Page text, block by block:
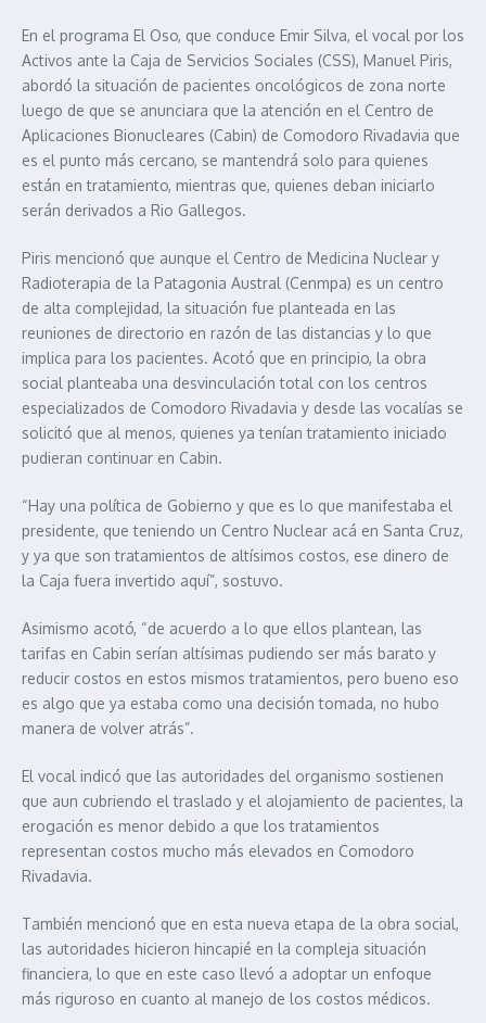
En el programa El Oso, que conduce Emir Silva, el vocal por los
Activos ante la Caja de Servicios Sociales (CSS), Manuel Piris,
abordó la situación de pacientes oncológicos de zona norte
luego de que se anunciara que la atención en el Centro de
Aplicaciones Bionucleares (Cabin) de Comodoro Rivadavia que
es el punto más cercano, se mantendrá solo para quienes
están en tratamiento, mientras que, quienes deban iniciarlo
serán derivados a Rio Gallegos.
Piris mencionó que aunque el Centro de Medicina Nuclear y
Radioterapia de la Patagonia Austral (Cenmpa) es un centro
de alta complejidad, la situación fue planteada en las
reuniones de directorio en razón de las distancias y lo que
implica para los pacientes. Acotó que en principio, la obra
social planteaba una desvinculación total con los centros
especializados de Comodoro Rivadavia y desde las vocalías se
solicitó que al menos, quienes ya tenían tratamiento iniciado
pudieran continuar en Cabin.
“Hay una política de Gobierno y que es lo que manifestaba el
presidente, que teniendo un Centro Nuclear acá en Santa Cruz,
y ya que son tratamientos de altísimos costos, ese dinero de
la Caja fuera invertido aquí”, sostuvo.
Asimismo acotó, “de acuerdo a lo que ellos plantean, las
tarifas en Cabin serían altísimas pudiendo ser más barato y
reducir costos en estos mismos tratamientos, pero bueno eso
es algo que ya estaba como una decisión tomada, no hubo
manera de volver atrás”.
El vocal indicó que las autoridades del organismo sostienen
que aun cubriendo el traslado y el alojamiento de pacientes, la
erogación es menor debido a que los tratamientos
representan costos mucho más elevados en Comodoro
Rivadavia.
También mencionó que en esta nueva etapa de la obra social,
las autoridades hicieron hincapié en la compleja situación
financiera, lo que en este caso llevó a adoptar un enfoque
más riguroso en cuanto al manejo de los costos médicos.